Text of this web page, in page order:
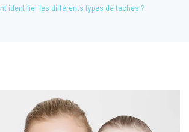
identifier les différents types de taches ?